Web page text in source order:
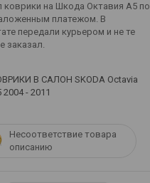
коврики на Шкода Октавия А5 по
платежом. В
передали курьером и не те
заказал.
В САЛОН SKODA Octavia
2004 - 2011
Несоответствие товара
описанию